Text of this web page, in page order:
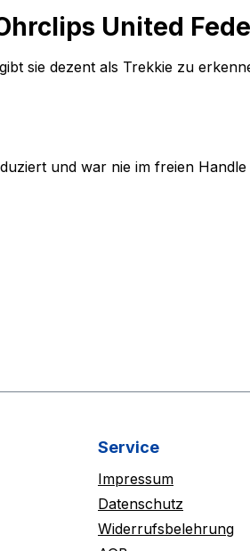
United
sie dezent als Trekkie zu
und war nie im freien Handle
Service
Impressum
Datenschutz
Widerrufsbelehrung